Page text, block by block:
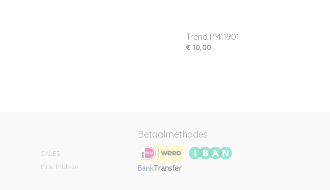
Trend PM11901
€ 10,00
SALES
Pink Ribbon
Betaalmethodes